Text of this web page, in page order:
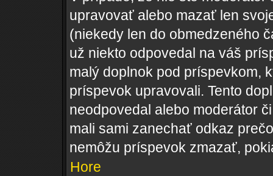
upravovať alebo mazať len
(niekedy len do obmedzeného
už niekto odpovedal na váš
malý doplnok pod príspevkom,
príspevok upravovali. Tento
neodpovedal alebo moderátor
mali sami zanechať odkaz
nemôžu príspevok zmazať,
Hore